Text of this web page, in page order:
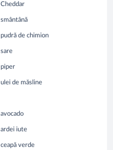
Cheddar
smântână
pudră de chimion
sare
piper
ulei de măsline
avocado
ardei iute
ceapă verde